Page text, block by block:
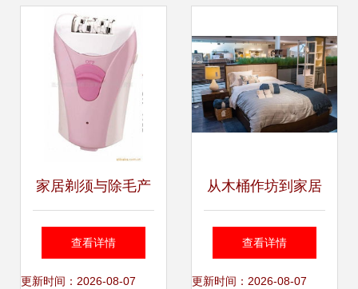
家居剃须与除毛产
品指南 高效护理必
备列表
查看详情
更新时间：2026-08-07
从木桶作坊到家居
帝国 Crate &
Barrel为何能俘获
查看详情
更新时间：2026-08-07